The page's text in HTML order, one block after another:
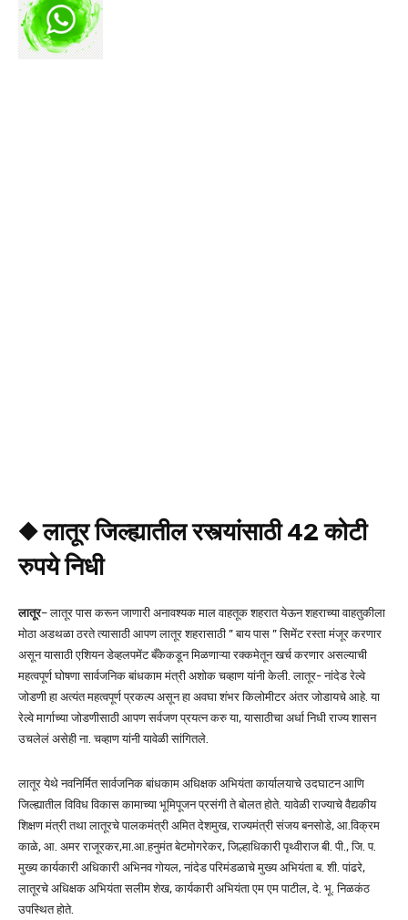
◆ लातूर जिल्ह्यातील रस्त्यांसाठी 42 कोटी
रुपये निधी
लातूर– लातूर पास करून जाणारी अनावश्यक माल वाहतूक शहरात येऊन शहराच्या वाहतुकीला
मोठा अडथळा ठरते त्यासाठी आपण लातूर शहरासाठी ” बाय पास ” सिमेंट रस्ता मंजूर करणार
असून यासाठी एशियन डेव्हलपमेंट बँकेकडून मिळणाऱ्या रक्कमेतून खर्च करणार असल्याची
महत्वपूर्ण घोषणा सार्वजनिक बांधकाम मंत्री अशोक चव्हाण यांनी केली. लातूर- नांदेड रेल्वे
जोडणी हा अत्यंत महत्वपूर्ण प्रकल्प असून हा अवघा शंभर किलोमीटर अंतर जोडायचे आहे. या
रेल्वे मार्गाच्या जोडणीसाठी आपण सर्वजण प्रयत्न करु या, यासाठीचा अर्धा निधी राज्य शासन
उचलेलं असेही ना. चव्हाण यांनी यावेळी सांगितले.
लातूर येथे नवनिर्मित सार्वजनिक बांधकाम अधिक्षक अभियंता कार्यालयाचे उदघाटन आणि
जिल्ह्यातील विविध विकास कामाच्या भूमिपूजन प्रसंगी ते बोलत होते. यावेळी राज्याचे वैद्यकीय
शिक्षण मंत्री तथा लातूरचे पालकमंत्री अमित देशमुख, राज्यमंत्री संजय बनसोडे, आ.विक्रम
काळे, आ. अमर राजूरकर,मा.आ.हनुमंत बेटमोगरेकर, जिल्हाधिकारी पृथ्वीराज बी. पी., जि. प.
मुख्य कार्यकारी अधिकारी अभिनव गोयल, नांदेड परिमंडळाचे मुख्य अभियंता ब. शी. पांढरे,
लातूरचे अधिक्षक अभियंता सलीम शेख, कार्यकारी अभियंता एम एम पाटील, दे. भू. निळकंठ
उपस्थित होते.